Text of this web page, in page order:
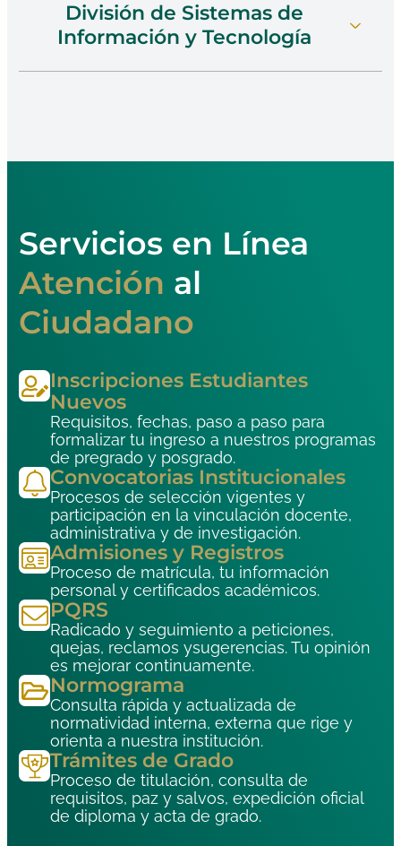
Ver La Mesa De Ayuda
División de Sistemas de
Información y Tecnología
Servicios en Línea
Atención al
Ciudadano
Inscripciones Estudiantes
Nuevos
Requisitos, fechas, paso a paso para
formalizar tu ingreso a nuestros programas
de pregrado y posgrado.
Convocatorias Institucionales
Procesos de selección vigentes y
participación en la vinculación docente,
administrativa y de investigación.
Admisiones y Registros
Proceso de matrícula, tu información
personal y certificados académicos.
PQRS
Radicado y seguimiento a peticiones,
quejas, reclamos ysugerencias. Tu opinión
es mejorar continuamente.
Normograma
Consulta rápida y actualizada de
normatividad interna, externa que rige y
orienta a nuestra institución.
Trámites de Grado
Proceso de titulación, consulta de
requisitos, paz y salvos, expedición oficial
de diploma y acta de grado.